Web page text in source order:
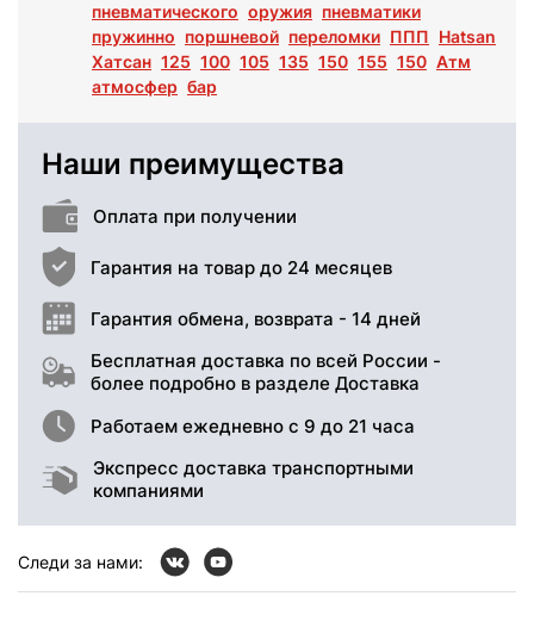
пневматического оружия пневматики
пружинно поршневой переломки ППП Hatsan
Хатсан 125 100 105 135 150 155 150 Атм
атмосфер бар
Наши преимущества
Оплата при получении
Гарантия на товар до 24 месяцев
Гарантия обмена, возврата - 14 дней
Бесплатная доставка по всей России -
более подробно в разделе Доставка
Работаем ежедневно с 9 до 21 часа
Экспресс доставка транспортными
компаниями
Следи за нами: